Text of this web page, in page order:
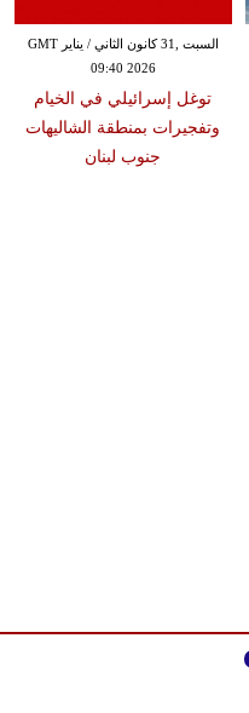
السبت ,31 كانون الثاني / يناير GMT
09:40 2026
توغل إسرائيلي في الخيام
وتفجيرات بمنطقة الشاليهات
جنوب لبنان